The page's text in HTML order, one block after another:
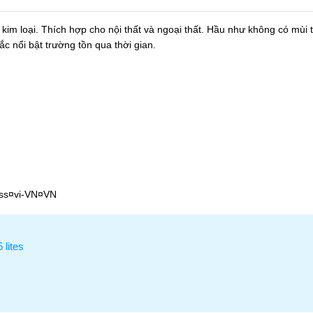
loại. Thích hợp cho nội thất và ngoại thất. Hầu như không có
nổi bật trường tồn qua thời gian.
VN¤VN
lites